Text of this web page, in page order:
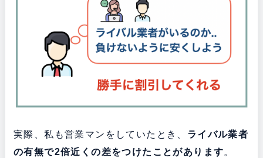
実際、私も営業マンをしていたとき、 ライバル業者
の有無で2倍近くの差をつけたことがあります。